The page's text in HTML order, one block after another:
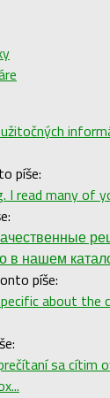
píše:
I read many of
в нашем
píše:
about
sa cítim